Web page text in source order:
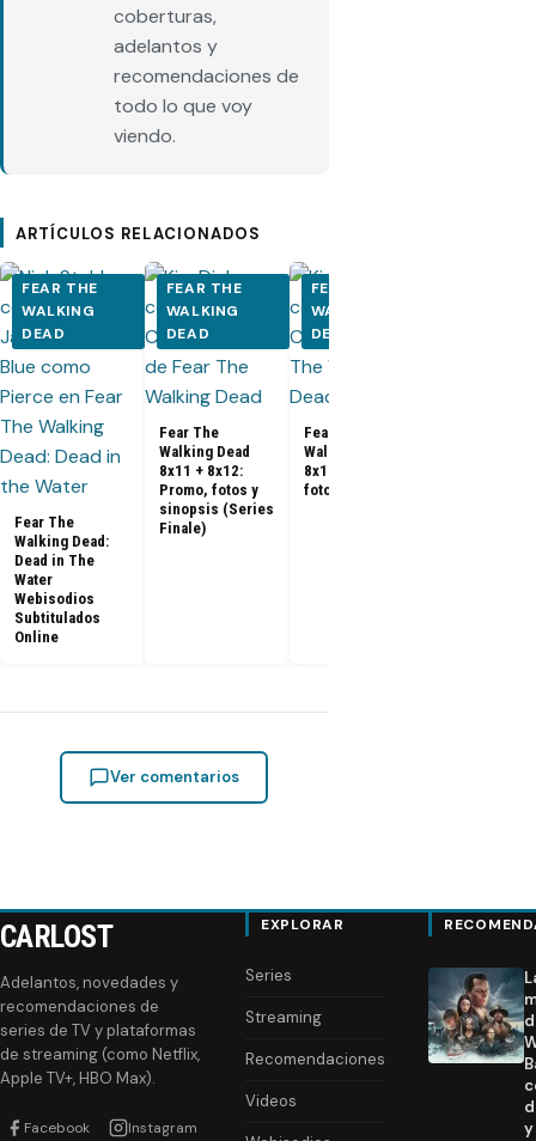
coberturas,
adelantos y
recomendaciones de
todo lo que voy
viendo.
ARTÍCULOS RELACIONADOS
FEAR THE
WALKING
DEAD
Fear The
Walking Dead:
Dead in The
Water
Webisodios
Subtitulados
Online
FEAR THE
WALKING
DEAD
Fear The
Walking Dead
8x11 + 8x12:
Promo, fotos y
sinopsis (Series
Finale)
FEAR THE
WALKING
DEAD
Fear The
Walking Dead
8x10: Promo,
fotos y sinopsis
Ver comentarios
CARLOST
Adelantos, novedades y
recomendaciones de
series de TV y plataformas
de streaming (como Netflix,
Apple TV+, HBO Max).
Facebook Instagram
EXPLORAR
Series
Streaming
Recomendaciones
Videos
y